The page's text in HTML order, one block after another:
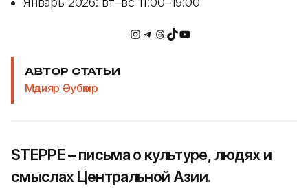
Instagram
Telegram
Потоки
TikTok
YouTube
АВТОР СТАТЬИ
Мәдияр Әубәкір
STEPPE – письма о культуре, людях и
смыслах Центральной Азии.